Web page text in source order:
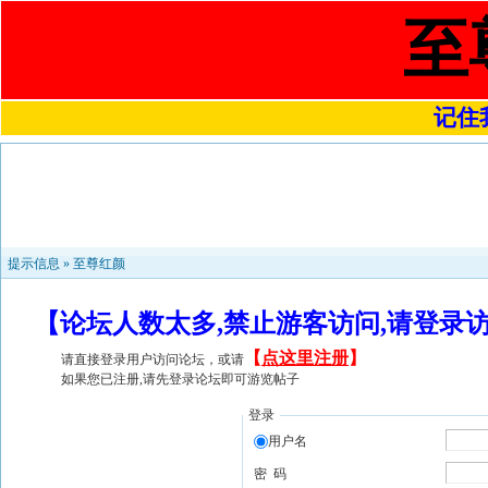
至
记住
提示信息 » 至尊红颜
【论坛人数太多,禁止游客访问,请登
请直接登录用户访问论坛，或请 【 点这里注册】
如果您已注册,请先登录论坛即可游览帖子
登录
用户名
密 码